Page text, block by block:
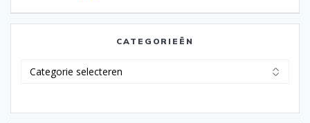
CATEGORIEËN